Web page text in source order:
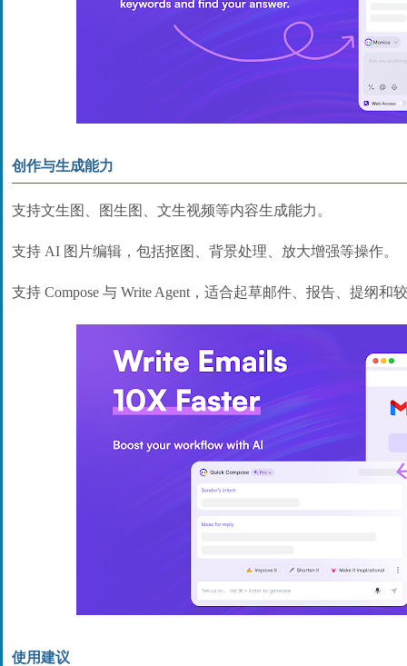
创作与生成能力
支持文生图、图生图、文生视频等内容生成能力。
支持 AI 图片编辑，包括抠图、背景处理、放大增强等操作。
支持 Compose 与 Write Agent，适合起草邮件、报告、提纲和
使用建议